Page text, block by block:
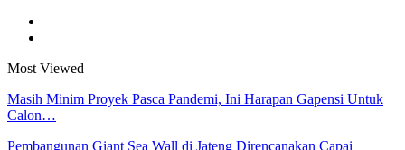
Most Viewed
Masih Minim Proyek Pasca Pandemi, Ini Harapan Gapensi Untuk
Calon…
Pembangunan Giant Sea Wall di Jateng Direncanakan Capai